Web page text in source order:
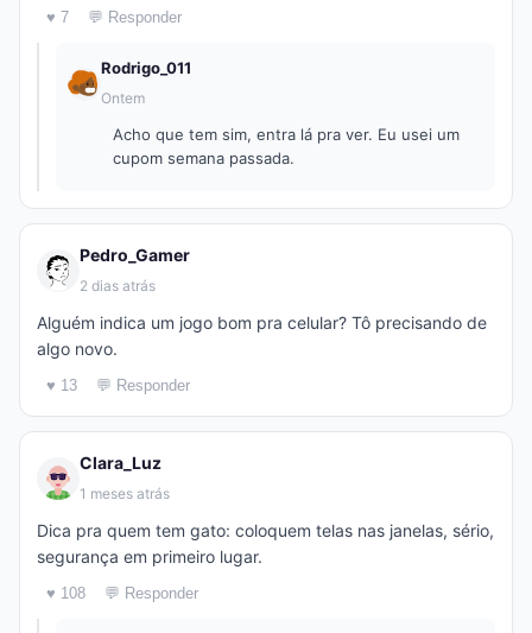
♥ 7 💬 Responder
Rodrigo_011
Ontem
Acho que tem sim, entra lá pra ver. Eu usei um
cupom semana passada.
Pedro_Gamer
2 dias atrás
Alguém indica um jogo bom pra celular? Tô precisando de
algo novo.
♥ 13 💬 Responder
Clara_Luz
1 meses atrás
Dica pra quem tem gato: coloquem telas nas janelas, sério,
segurança em primeiro lugar.
♥ 108 💬 Responder